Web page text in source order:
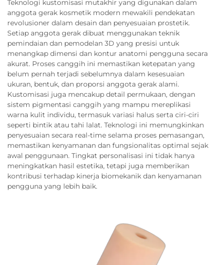
Teknologi kustomisasi mutakhir yang digunakan dalam
anggota gerak kosmetik modern mewakili pendekatan
revolusioner dalam desain dan penyesuaian prostetik.
Setiap anggota gerak dibuat menggunakan teknik
pemindaian dan pemodelan 3D yang presisi untuk
menangkap dimensi dan kontur anatomi pengguna secara
akurat. Proses canggih ini memastikan ketepatan yang
belum pernah terjadi sebelumnya dalam kesesuaian
ukuran, bentuk, dan proporsi anggota gerak alami.
Kustomisasi juga mencakup detail permukaan, dengan
sistem pigmentasi canggih yang mampu mereplikasi
warna kulit individu, termasuk variasi halus serta ciri-ciri
seperti bintik atau tahi lalat. Teknologi ini memungkinkan
penyesuaian secara real-time selama proses pemasangan,
memastikan kenyamanan dan fungsionalitas optimal sejak
awal penggunaan. Tingkat personalisasi ini tidak hanya
meningkatkan hasil estetika, tetapi juga memberikan
kontribusi terhadap kinerja biomekanik dan kenyamanan
pengguna yang lebih baik.